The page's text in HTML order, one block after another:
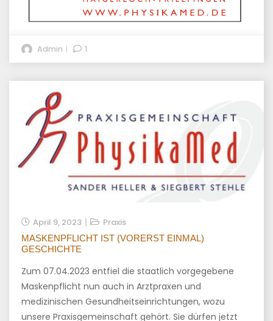
Admin 1
April 9, 2023 Praxis
MASKENPFLICHT IST (VORERST EINMAL)
GESCHICHTE
Zum 07.04.2023 entfiel die staatlich vorgegebene
Maskenpflicht nun auch in Arztpraxen und
medizinischen Gesundheitseinrichtungen, wozu
unsere Praxisgemeinschaft gehört. Sie dürfen jetzt